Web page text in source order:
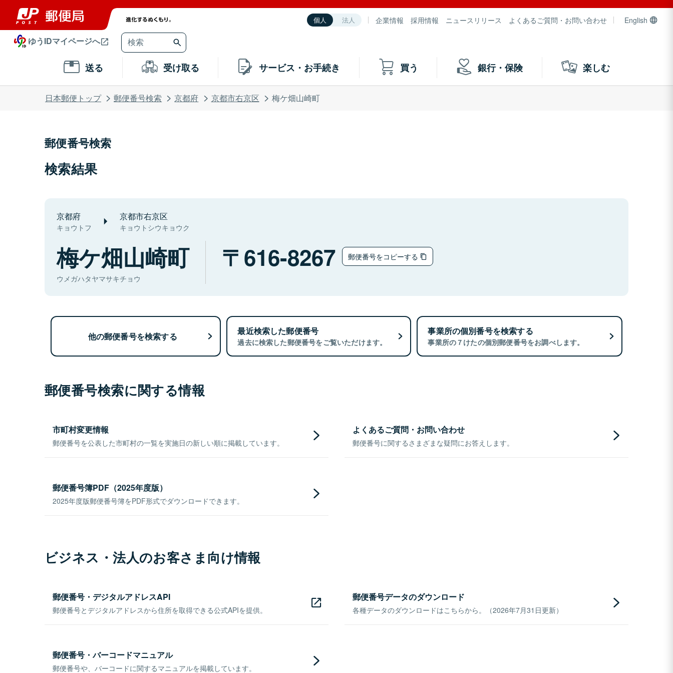
個人 法人 企業情報 採用情報 ニュースリリース よくあるご質問・お問い合わせ English
ゆうIDマイページへ
送る 受け取る サービス・お手続き 買う 銀行・保険 楽しむ
日本郵便トップ 郵便番号検索 京都府 京都市右京区 梅ケ畑山崎町
郵便番号検索
検索結果
京都府
キョウトフ
京都市右京区
キョウトシウキョウク
梅ケ畑山崎町
ウメガハタヤマサキチョウ
616-8267 郵便番号をコピーする
他の郵便番号を検索する 最近検索した郵便番号
過去に検索した郵便番号をご覧いただけます。
事業所の個別番号を検索する
事業所の７けたの個別郵便番号をお調べします。
郵便番号検索に関する情報
市町村変更情報
郵便番号を公表した市町村の一覧を実施日の新しい順に掲載しています。
よくあるご質問・お問い合わせ
郵便番号に関するさまざまな疑問にお答えします。
郵便番号簿PDF（2025年度版）
2025年度版郵便番号簿をPDF形式でダウンロードできます。
ビジネス・法人のお客さま向け情報
郵便番号・デジタルアドレスAPI
郵便番号とデジタルアドレスから住所を取得できる公式APIを提供。
郵便番号データのダウンロード
各種データのダウンロードはこちらから。（2026年7月31日更新）
郵便番号・バーコードマニュアル
郵便番号や、バーコードに関するマニュアルを掲載しています。